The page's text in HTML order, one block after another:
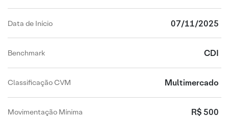
Data de Início 07/11/2025
Benchmark CDI
Classificação CVM Multimercado
Movimentação Mínima R$ 500